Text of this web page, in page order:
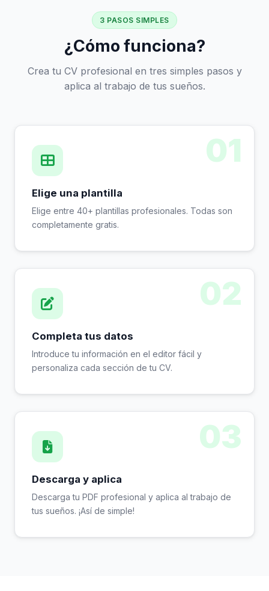
3 PASOS SIMPLES
¿Cómo funciona?
Crea tu CV profesional en tres simples pasos y
aplica al trabajo de tus sueños.
01
Elige una plantilla
Elige entre 40+ plantillas profesionales. Todas son
completamente gratis.
02
Completa tus datos
Introduce tu información en el editor fácil y
personaliza cada sección de tu CV.
03
Descarga y aplica
Descarga tu PDF profesional y aplica al trabajo de
tus sueños. ¡Así de simple!